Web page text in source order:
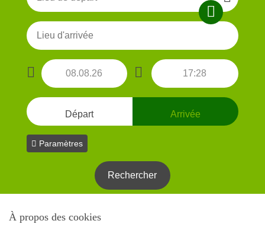
Départ Arrivée
Paramètres
À propos des cookies